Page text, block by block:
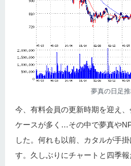
夢真の日足
今、有料会員の更新時期を迎え
ケースが多く…その中で夢真や
した。何れも以前、カタルが手
す。久しぶりにチャートと四季